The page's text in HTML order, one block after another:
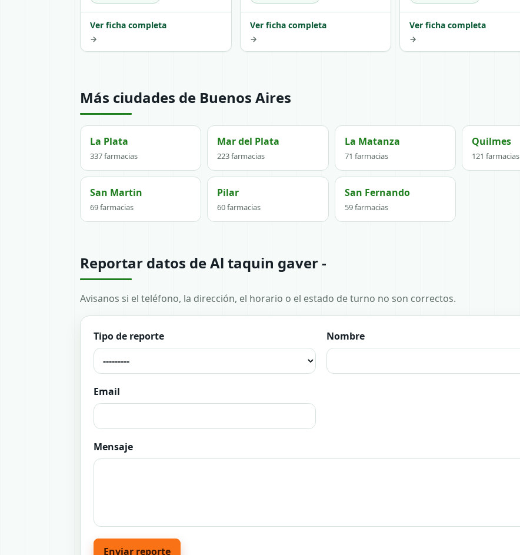
Ver ficha completa
→
Ver ficha completa
→
Ver ficha completa
→
Más ciudades de Buenos Aires
La Plata
337 farmacias
Mar del Plata
223 farmacias
La Matanza
71 farmacias
Quilmes
121 farmacias
San Martin
69 farmacias
Pilar
60 farmacias
San Fernando
59 farmacias
Reportar datos de Al taquin gaver -
Avisanos si el teléfono, la dirección, el horario o el estado de turno no son correctos.
Tipo de reporte Nombre
Email
Mensaje
Enviar reporte